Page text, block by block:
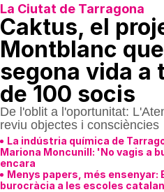
La Ciutat de Tarragona
Caktus, el
Montblanc
segona vida a
de 100 socis
De l'oblit a l'oportunitat:
reviu objectes i consciències
La indústria química de
Mariona Moncunill: 'No vagis a
encara
Menys papers, més ensenyar:
burocràcia a les escoles